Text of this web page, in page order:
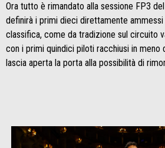
Ora tutto è rimandato alla sessione FP3
definirà i primi dieci direttamente ammessi
classifica, come da tradizione sul circuito
con i primi quindici piloti racchiusi in
lascia aperta la porta alla possibilità di